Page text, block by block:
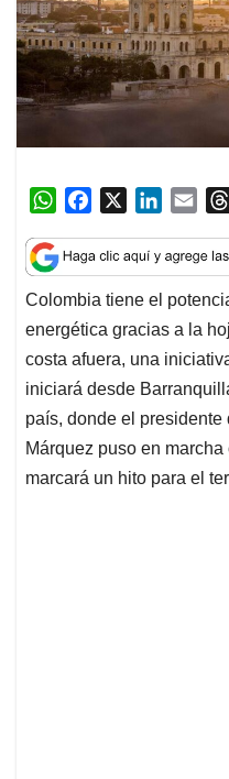
W
a
t
s
A
p
p
c
e
b
o
o
k
n
k
e
d
I
n
a
i
l
Colombia tiene el
energética gracias a la
costa afuera, una
iniciará desde
país, donde el
Márquez puso en
marcará un hito para el